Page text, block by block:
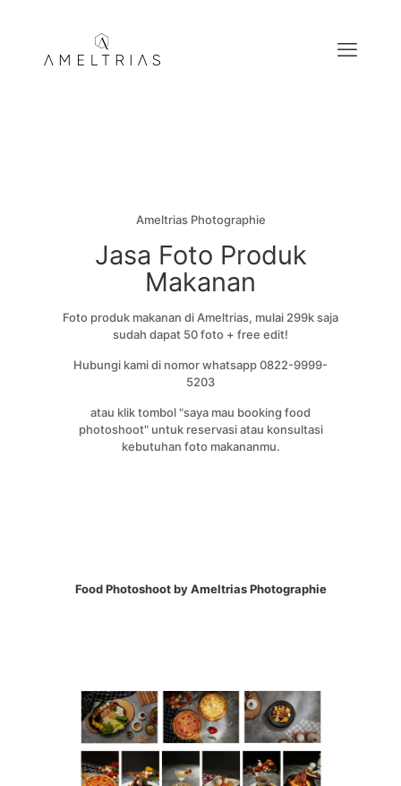
Ameltrias Photographie
Jasa Foto Produk
Makanan
Foto produk makanan di Ameltrias, mulai 299k saja
sudah dapat 50 foto + free edit!
Hubungi kami di nomor whatsapp 0822-9999-
5203
atau klik tombol "saya mau booking food
photoshoot" untuk reservasi atau konsultasi
kebutuhan foto makananmu.
Food Photoshoot by Ameltrias Photographie